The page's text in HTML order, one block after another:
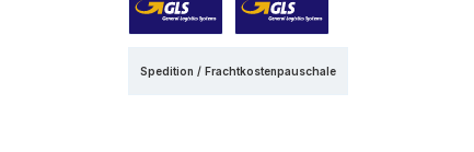
Spedition / Frachtkostenpauschale